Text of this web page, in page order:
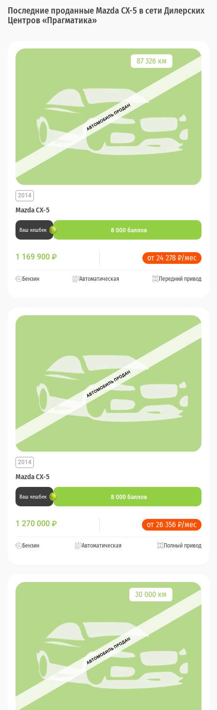
Последние проданные Mazda CX-5 в сети Дилерских
Центров «Прагматика»
87 326 км
Mazda CX-5
2014
Ваш кешбек 8 000 баллов
1 169 900 ₽ от 24 278 ₽/мес
Бензин Автоматическая Передний привод
Mazda CX-5
2014
Ваш кешбек 8 000 баллов
1 270 000 ₽ от 26 356 ₽/мес
Бензин Автоматическая Полный привод
30 000 км